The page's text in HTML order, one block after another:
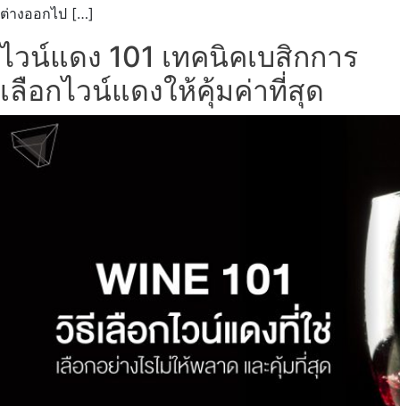
ต่างออกไป […]
ไวน์แดง 101 เทคนิคเบสิกการ
เลือกไวน์แดงให้คุ้มค่าที่สุด